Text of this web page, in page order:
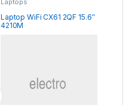
Laptops
Laptop WiFi CX61 2QF 15.6″
4210M